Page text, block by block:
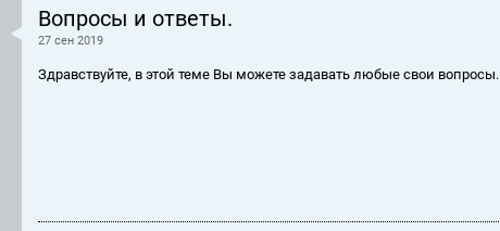
Вопросы и ответы.
27 сен 2019
Здравствуйте, в этой теме Вы можете задавать любые свои вопросы.